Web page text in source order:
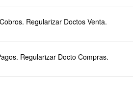
Regularizar Doctos Venta.
Regularizar Docto Compras.